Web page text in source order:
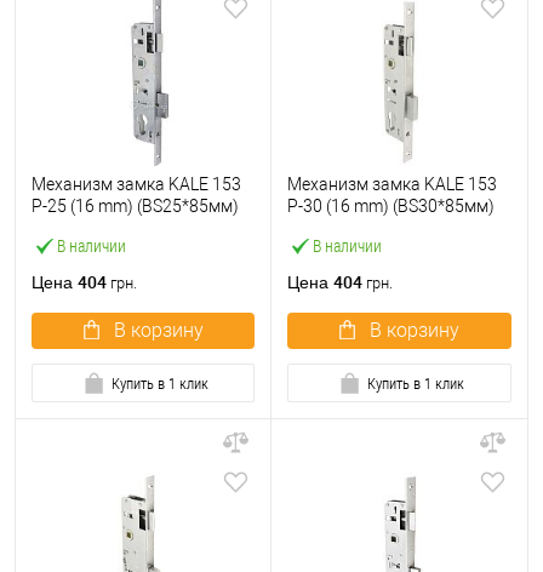
В наличии
Механизм замка KALE 153
P-25 (16 mm) (BS25*85мм)
Цена 404 грн.
В корзину
Купить в 1 клик
В наличии
Механизм замка KALE 153
P-30 (16 mm) (BS30*85мм)
Цена 404 грн.
В корзину
Купить в 1 клик